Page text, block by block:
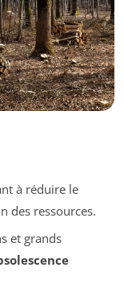
à réduire le
des ressources.
et grands